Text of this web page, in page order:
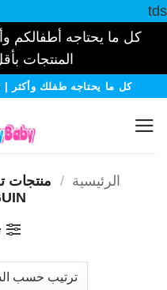
tds
كل ما يحتاجه أطفالكم
المنتجات
تخطيكل ما يحتاجه طفلك وأكثر |
الرئيسية /